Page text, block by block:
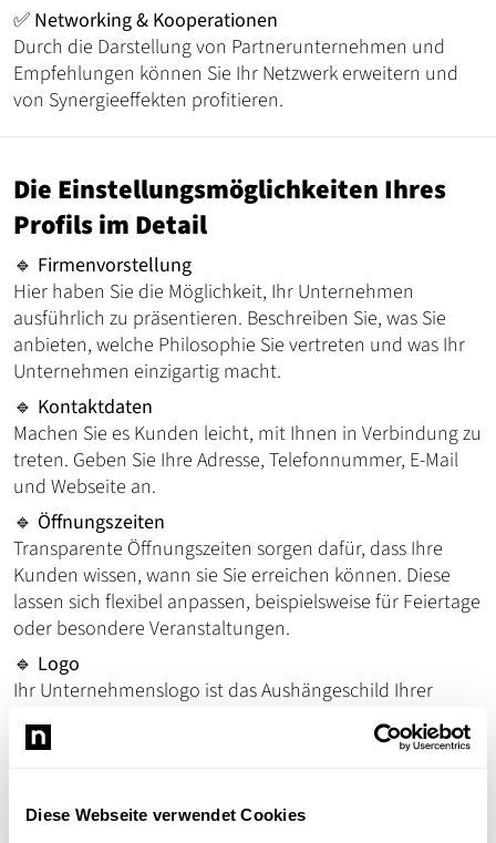
Diese Webseite verwendet Cookies
✅ Networking & Kooperationen
Durch die Darstellung von Partnerunternehmen und
Empfehlungen können Sie Ihr Netzwerk erweitern und
von Synergieeffekten profitieren.
Die Einstellungsmöglichkeiten Ihres
Profils im Detail
🔹 Firmenvorstellung
Hier haben Sie die Möglichkeit, Ihr Unternehmen
ausführlich zu präsentieren. Beschreiben Sie, was Sie
anbieten, welche Philosophie Sie vertreten und was Ihr
Unternehmen einzigartig macht.
🔹 Kontaktdaten
Machen Sie es Kunden leicht, mit Ihnen in Verbindung zu
treten. Geben Sie Ihre Adresse, Telefonnummer, E-Mail
und Webseite an.
🔹 Öffnungszeiten
Transparente Öffnungszeiten sorgen dafür, dass Ihre
Kunden wissen, wann sie Sie erreichen können. Diese
lassen sich flexibel anpassen, beispielsweise für Feiertage
oder besondere Veranstaltungen.
🔹 Logo
Ihr Unternehmenslogo ist das Aushängeschild Ihrer
Marke. Laden Sie ein hochwertiges Logo hoch, um
Wiedererkennungswert zu schaffen.
Das Headerbild ist die erste visuelle Impression Ihres